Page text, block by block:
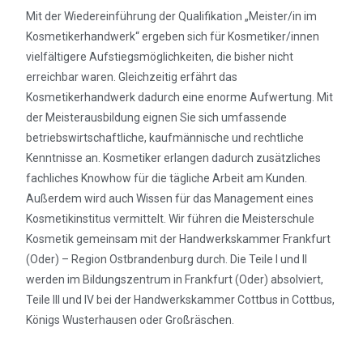
Mit der Wiedereinführung der Qualifikation „Meister/in im
Kosmetikerhandwerk“ ergeben sich für Kosmetiker/innen
vielfältigere Aufstiegsmöglichkeiten, die bisher nicht
erreichbar waren. Gleichzeitig erfährt das
Kosmetikerhandwerk dadurch eine enorme Aufwertung. Mit
der Meisterausbildung eignen Sie sich umfassende
betriebswirtschaftliche, kaufmännische und rechtliche
Kenntnisse an. Kosmetiker erlangen dadurch zusätzliches
fachliches Knowhow für die tägliche Arbeit am Kunden.
Außerdem wird auch Wissen für das Management eines
Kosmetikinstitus vermittelt. Wir führen die Meisterschule
Kosmetik gemeinsam mit der Handwerkskammer Frankfurt
(Oder) – Region Ostbrandenburg durch. Die Teile I und II
werden im Bildungszentrum in Frankfurt (Oder) absolviert,
Teile III und IV bei der Handwerkskammer Cottbus in Cottbus,
Königs Wusterhausen oder Großräschen.